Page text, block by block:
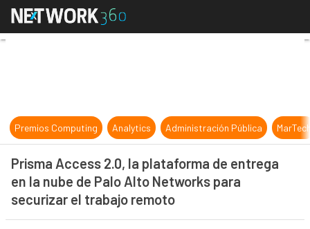
Prisma Access 2.0, la plataforma
Premios Computing Analytics Administración Pública
Prisma Access 2.0, la plataforma de entrega
en la nube de Palo Alto Networks para
securizar el trabajo remoto